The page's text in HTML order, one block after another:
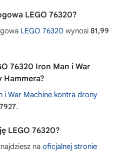
LEGO 76320?
LEGO 76320 wynosi 81,99
76320 Iron Man i War
i War Machine kontra drony
.
LEGO 76320?
na oficjalnej stronie